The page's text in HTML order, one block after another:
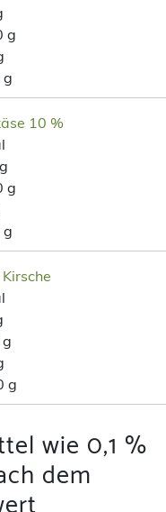
g
g
10 %
g
g
g
wie 0,1 %
dem